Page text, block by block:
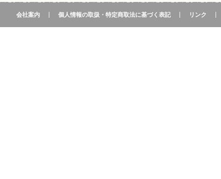
会社案内 個人情報の取扱・特定商取法に基づく表記 リンク